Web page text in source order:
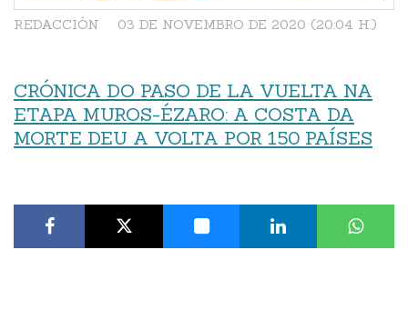
03 DE NOVEMBRO DE 2020 (20:04 H.)
REDACCIÓN
CRÓNICA DO PASO DE LA VUELTA NA
ETAPA MUROS-ÉZARO: A COSTA DA
MORTE DEU A VOLTA POR 150 PAÍSES